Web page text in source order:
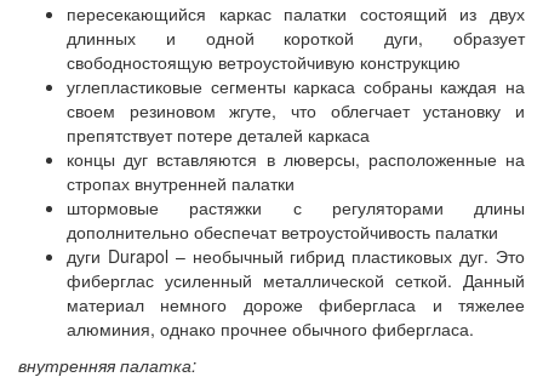
пересекающийся каркас палатки состоящий из двух
длинных и одной короткой дуги, образует
свободностоящую ветроустойчивую конструкцию
углепластиковые сегменты каркаса собраны каждая на
своем резиновом жгуте, что облегчает установку и
препятствует потере деталей каркаса
концы дуг вставляются в люверсы, расположенные на
стропах внутренней палатки
штормовые растяжки с регуляторами длины
дополнительно обеспечат ветроустойчивость палатки
дуги Durapol – необычный гибрид пластиковых дуг. Это
фиберглас усиленный металлической сеткой. Данный
материал немного дороже фибергласа и тяжелее
алюминия, однако прочнее обычного фибергласа.
внутренняя палатка: